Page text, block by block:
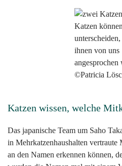
Katzen können
ihnen von uns
angesprochen
©Patricia
Katzen wissen, welche
Das japanische Team um Saho
in Mehrkatzenhaushalten vertraute
an den Namen erkennen können,